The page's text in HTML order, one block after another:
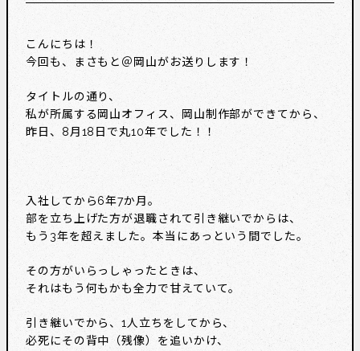
こんにちは！
今回も、まさもと＠岡山がお送りします！
タイトルの通り、
私が所属する岡山オフィス、岡山制作部ができてから、
昨日、8月18日で丸10年でした！！
入社してから6年7か月。
部を立ち上げた方が退職されて引き継いでからは、
もう3年を超えました。本当にあっという間でした。
その方がいらっしゃったときは、
それはもう何もかも全力で甘えていて。
引き継いでから、1人立ちをしてから、
必死にその背中（残像）を追いかけ、